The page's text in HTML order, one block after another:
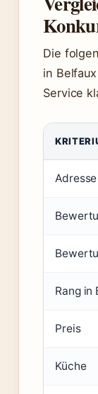
Die
in
Service
Adresse
Rang in
Preis
Küche